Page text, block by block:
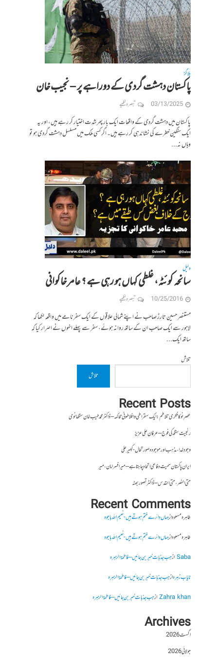
بلاگز
پاکستان دہشت گردی کے دوراہے پر – نجیب خان
03/13/2025 تبصرہ لکھیے
پاکستان میں دہشت گردی کے واقعات ایک بار پھر شدت اختیار کر رہے ہیں، اور یہ
ایک سنگین خطرے کی نشاندہی کر رہے ہیں۔ اگر کسی ملک میں مسلسل دہشت گردی ہو تو
وہاں نہ...
دلیل
سانحہ کوئٹہ، غلطی کہاں‌ ہو رہی ہے ؟ عامر خاکوانی
10/25/2016 تبصرہ لکھیے
مستنصر حسین تارڑ صاحب نے اپنے شمالی علاقوں کے ایک سفرنامے میں واقعہ لکھا کہ
لاہور سے ایک صاحب ان کے ساتھ روانہ ہوئے، سفر سے پہلے انہوں نے اصرار کیا کہ
ساتھ ایک...
تلاش
تلاش
Recent Posts
عصرِ نو کا فکری تلاطم: ایک سقراطی و افلاطونی محاکمہ – ڈاکٹر محمد طیب خان سنگھانوی
رنجیت سنگھ کی فوج – عرفان علی عزیز
وجودِ خدا، مذہب اور موجودہ صورتحال- کبیر علی
ایران پاکستان سمیت دفاعی اتحاد چاہتا ہے – میر افسر امان،میر
حتی النصر ، حتی القدس – ڈاکٹر تصور بھٹہ
Recent Comments
طاہرہ مسعودازجہاں دائرے ختم ہوتے ہیں- نعیم اللہ باجوہ
طاہرہ مسعودازجہاں دائرے ختم ہوتے ہیں- نعیم اللہ باجوہ
Sabaازجب جذبات خبر بن جائیں – فاطمۃالزہرہ
نایاب زہرہازجب جذبات خبر بن جائیں – فاطمۃالزہرہ
Zahra khanازجب جذبات خبر بن جائیں – فاطمۃالزہرہ
Archives
اگست 2026
جولائی 2026